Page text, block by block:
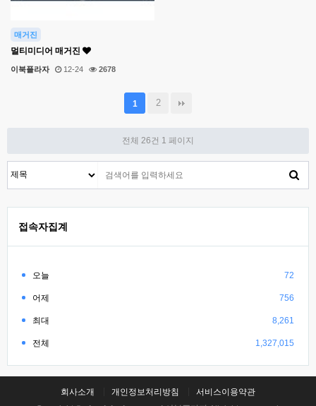
매거진
멀티미디어 매거진
이북플라자 12-24 2678
1 2
전체 26건 1 페이지
접속자집계
오늘 72
어제 756
최대 8,261
전체 1,327,015
회사소개 개인정보처리방침
서비스이용약관